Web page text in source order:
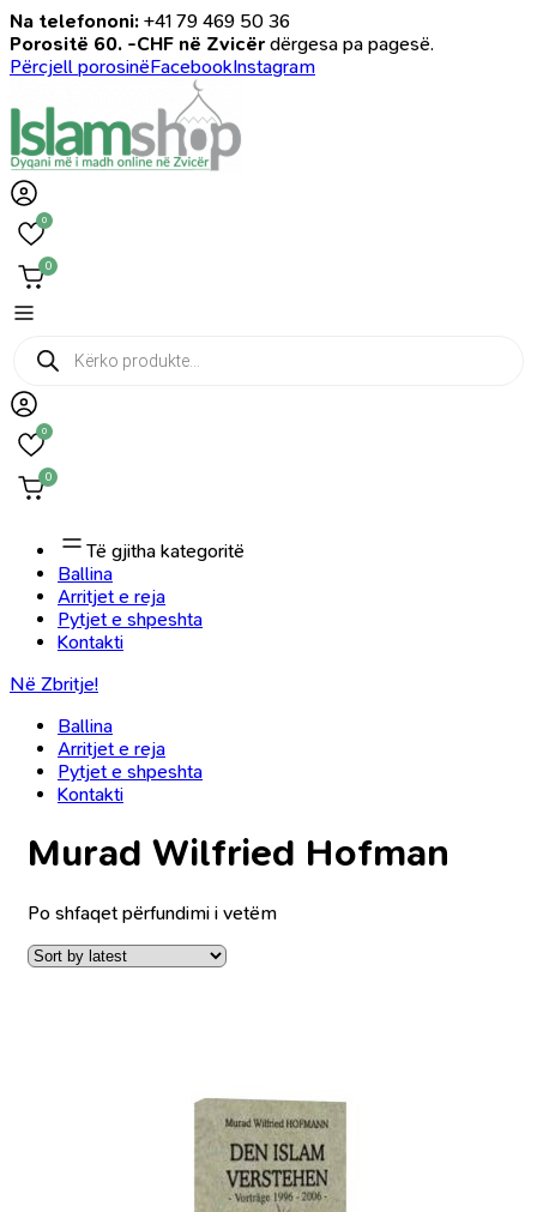
Na telefononi: +41 79 469 50 36
Porositë 60. -CHF në Zvicër dërgesa pa pagesë.
Përcjell porosinëFacebookInstagram
0
0
Products
search
0
0
Të gjitha kategoritë
Ballina
Arritjet e reja
Pytjet e shpeshta
Kontakti
Në Zbritje!
Ballina
Arritjet e reja
Pytjet e shpeshta
Kontakti
Murad Wilfried Hofman
Po shfaqet përfundimi i vetëm